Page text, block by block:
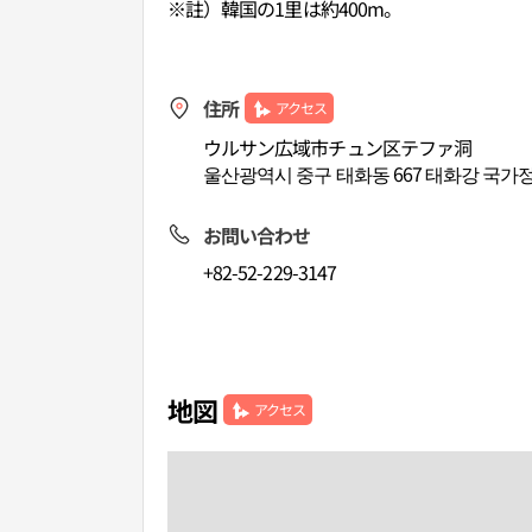
※註）韓国の1里は約400m。
住所 アクセス
ウルサン広域市チュン区テファ洞
울산광역시 중구 태화동 667 태화강 국가
お問い合わせ
+82-52-229-3147
地図 アクセス